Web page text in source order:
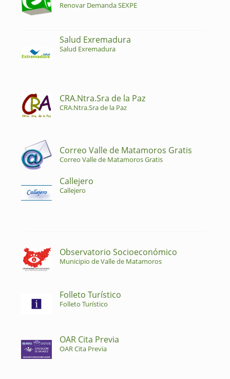
Renovar Demanda SEXPE
Salud Exremadura
Salud Exremadura
CRA.Ntra.Sra de la Paz
CRA.Ntra.Sra de la Paz
Correo Valle de Matamoros Gratis
Correo Valle de Matamoros Gratis
Callejero
Callejero
Observatorio Socioeconómico
Municipio de Valle de Matamoros
Folleto Turístico
Folleto Turístico
OAR Cita Previa
OAR Cita Previa